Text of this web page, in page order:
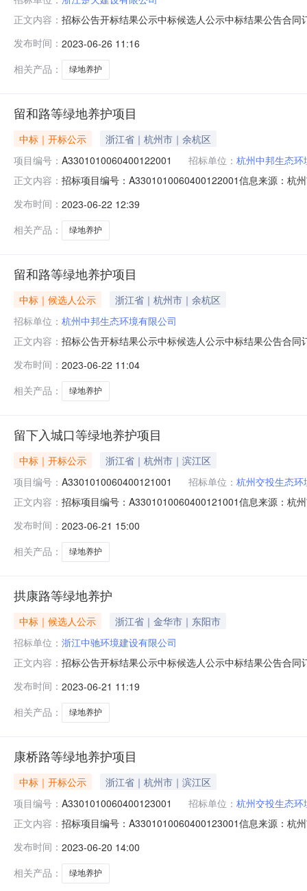
正文内容： 招标公告开标结果公示中标候选人公示中标结果公告合
联系人:朱工电话:18657107750代理机构:名称:浙江中诚
发布时间： 2023-06-26 11:16
相关产品：
绿地养护
留和路等绿地养护项目
中标｜开标公示
浙江省｜杭州市｜余杭区
项目编号： A3301010060400122001 招标单位： 杭州中邦生态环
正文内容： 招标项目编号：A3301010060400122001信息来源：杭
2023/06/21；投标人名称：贵州黔安泰建设有限公司，
发布时间： 2023-06-22 12:39
相关产品：
绿地养护
留和路等绿地养护项目
中标｜候选人公示
浙江省｜杭州市｜余杭区
招标单位： 杭州中邦生态环境有限公司
正文内容： 招标公告开标结果公示中标候选人公示中标结果公告合
话:13867411216代理机构:名称:浙江西建工程管理有限
发布时间： 2023-06-22 11:04
相关产品：
绿地养护
留下入城口等绿地养护项目
中标｜开标公示
浙江省｜杭州市｜滨江区
项目编号： A3301010060400121001 招标单位： 杭州交投生态环
正文内容： 招标项目编号：A3301010060400121001信息来源：杭
间：2023/06/20；投标人名称：林竣建设有限公司，报
发布时间： 2023-06-21 15:00
相关产品：
绿地养护
拱康路等绿地养护
中标｜候选人公示
浙江省｜金华市｜东阳市
招标单位： 浙江中驰环境建设有限公司
正文内容： 招标公告开标结果公示中标候选人公示中标结果公告合
话:18657107750代理机构:名称:耀华建设管理有限公司
发布时间： 2023-06-21 11:19
相关产品：
绿地养护
康桥路等绿地养护项目
中标｜开标公示
浙江省｜杭州市｜滨江区
项目编号： A3301010060400123001 招标单位： 杭州交投生态环
正文内容： 招标项目编号：A3301010060400123001信息来源：杭
2023/06/19；投标人名称：杭州绿亚市政园林建设有限
发布时间： 2023-06-20 14:00
相关产品：
绿地养护